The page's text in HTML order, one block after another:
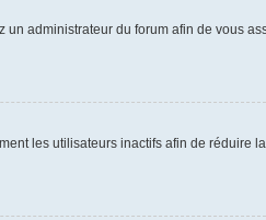
un administrateur du forum afin de vous
les utilisateurs inactifs afin de réduire